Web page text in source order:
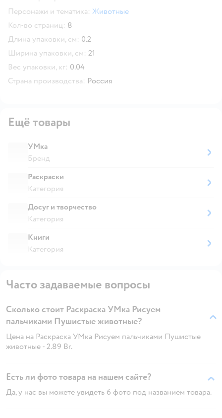
Персонажи и тематика: Животные
Кол-во страниц: 8
Длина упаковки, см: 0.2
Ширина упаковки, см: 21
Вес упаковки, кг: 0.04
Страна производства: Россия
Ещё товары
УМка
Бренд
Раскраски
Категория
Досуг и творчество
Категория
Книги
Категория
Часто задаваемые вопросы
Сколько стоит Раскраска УМка Рисуем
пальчиками Пушистые животные?
Цена на Раскраска УМка Рисуем пальчиками Пушистые
животные - 2.89 Br.
Есть ли фото товара на нашем сайте?
Да, у нас вы можете увидеть 6 фото под названием товара.